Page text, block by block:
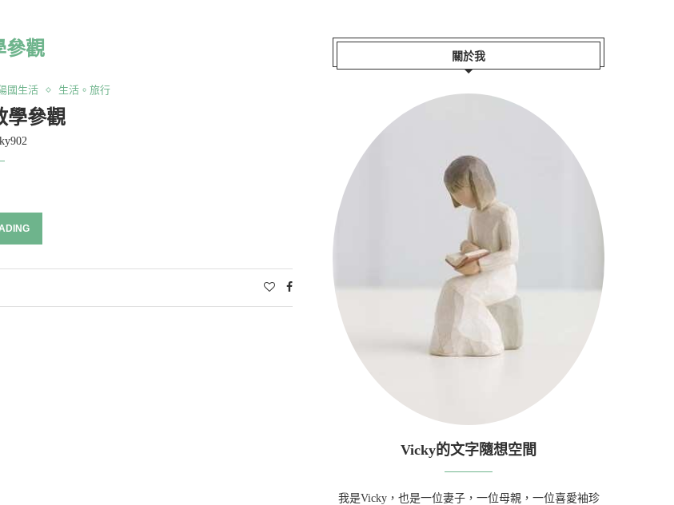
參觀
國生活 生活。旅行
學參觀
關於我
Vicky的文字隨想空間
我是Vicky，也是一位妻子，一位母親，一位喜愛袖珍